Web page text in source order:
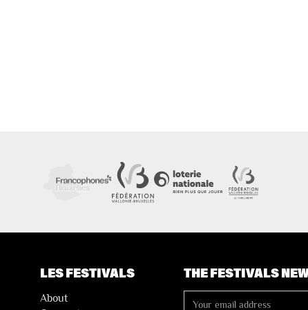
LES FESTIVALS
About
THE FESTIVALS